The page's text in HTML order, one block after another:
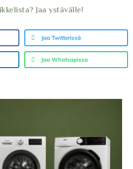
Jaa ystävälle!
Jaa Twitterissä
Jaa Whatsapissa